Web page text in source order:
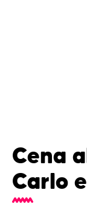
Cena
Carlo